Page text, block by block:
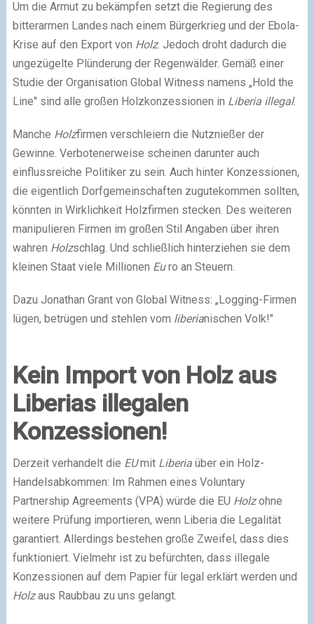
Um die Armut zu bekämpfen setzt die Regierung des
bitterarmen Landes nach einem Bürgerkrieg und der Ebola-
Krise auf den Export von Holz. Jedoch droht dadurch die
ungezügelte Plünderung der Regenwälder. Gemäß einer
Studie der Organisation Global Witness namens „Hold the
Line" sind alle großen Holzkonzessionen in Liberia illegal.
Manche Holzfirmen verschleiern die Nutznießer der
Gewinne. Verbotenerweise scheinen darunter auch
einflussreiche Politiker zu sein. Auch hinter Konzessionen,
die eigentlich Dorfgemeinschaften zugutekommen sollten,
könnten in Wirklichkeit Holzfirmen stecken. Des weiteren
manipulieren Firmen im großen Stil Angaben über ihren
wahren Holzschlag. Und schließlich hinterziehen sie dem
kleinen Staat viele Millionen Euro an Steuern.
Dazu Jonathan Grant von Global Witness: „Logging-Firmen
lügen, betrügen und stehlen vom liberianischen Volk!"
Kein Import von Holz aus
Liberias illegalen
Konzessionen!
Derzeit verhandelt die EUmit Liberia über ein Holz-
Handelsabkommen: Im Rahmen eines Voluntary
Partnership Agreements (VPA) würde die EU Holzohne
weitere Prüfung importieren, wenn Liberia die Legalität
garantiert. Allerdings bestehen große Zweifel, dass dies
funktioniert. Vielmehr ist zu befürchten, dass illegale
Konzessionen auf dem Papier für legal erklärt werden und
Holzaus Raubbau zu uns gelangt.